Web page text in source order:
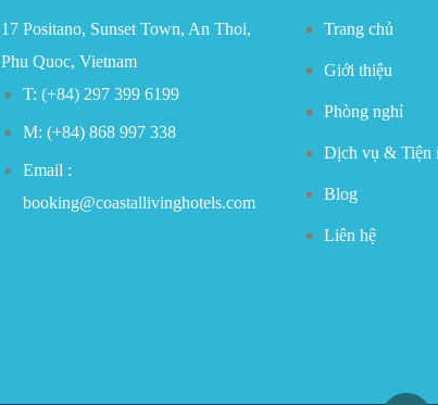
17 Positano, Sunset Town, An Thoi,
Phu Quoc, Vietnam
T: (+84) 297 399 6199
M: (+84) 868 997 338
Email :
booking@coastallivinghotels.com
Trang chủ
Giới thiệu
Phòng nghỉ
Dịch vụ & Tiện
Blog
Liên hệ